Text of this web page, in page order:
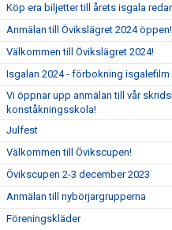
Köp era biljetter till årets isgala
Anmälan till Övikslägret 2024 öppen!
Välkommen till Övikslägret 2024!
Isgalan 2024 - förbokning isgalefilm
Vi öppnar upp anmälan till vår
konståkningsskola!
Julfest
Välkommen till Övikscupen!
Övikscupen 2-3 december 2023
Anmälan till nybörjargrupperna
Föreningskläder